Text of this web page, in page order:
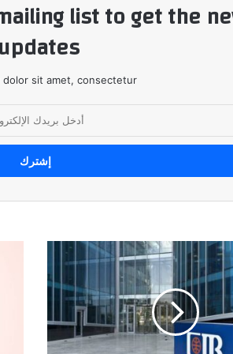
list to get the
updates!
dolor sit amet, consectetur.